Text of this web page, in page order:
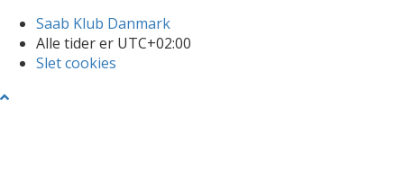
Saab Klub Danmark
Alle tider er UTC+02:00
Slet cookies